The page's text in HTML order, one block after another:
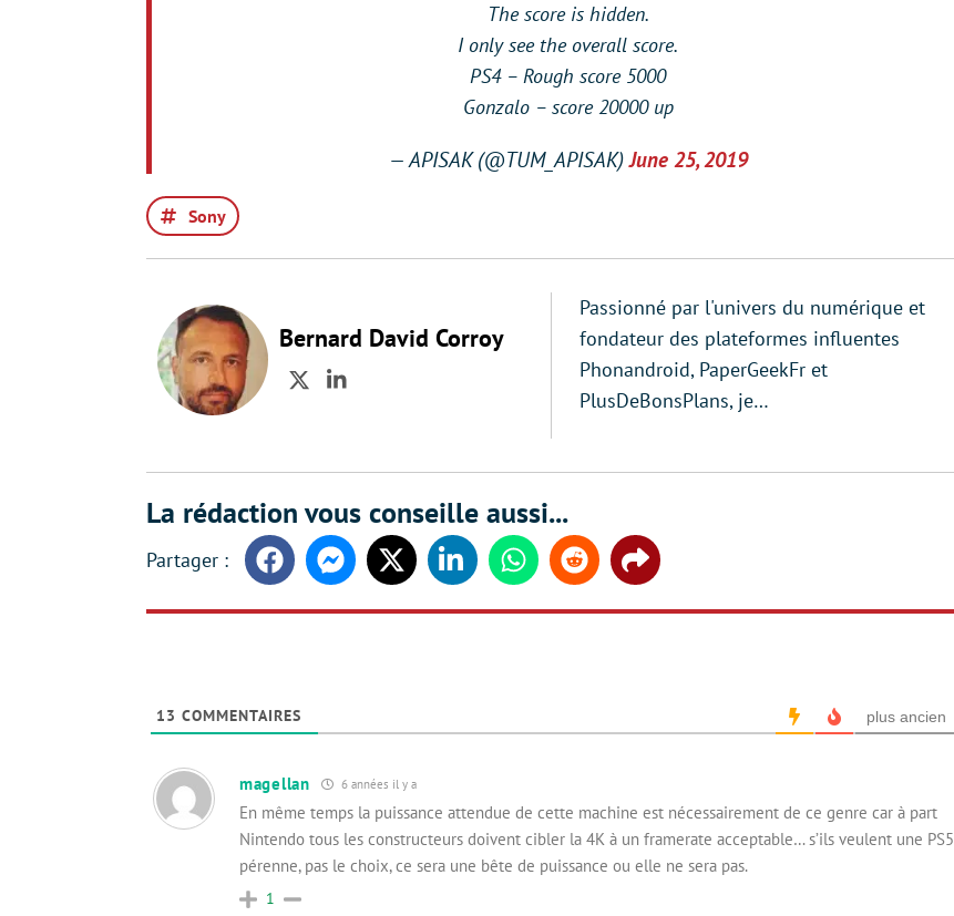
The score is hidden.
I only see the overall score.
PS4 – Rough score 5000
Gonzalo – score 20000 up
— APISAK (@TUM_APISAK)June 25, 2019
Sony
Bernard David Corroy
TwitterLinkedIn
Passionné par l'univers du numérique et
fondateur des plateformes influentes
Phonandroid, PaperGeekFr et
PlusDeBonsPlans, je…
La rédaction vous conseille aussi...
FacebookMessengerTwitter LinkedinWhatsappReddit Share
13 COMMENTAIRES plus ancien
magellan 6 années il y a
En même temps la puissance attendue de cette machine est nécessairement de ce genre car à part
Nintendo tous les constructeurs doivent cibler la 4K à un framerate acceptable… s’ils veulent une PS5
pérenne, pas le choix, ce sera une bête de puissance ou elle ne sera pas.
1